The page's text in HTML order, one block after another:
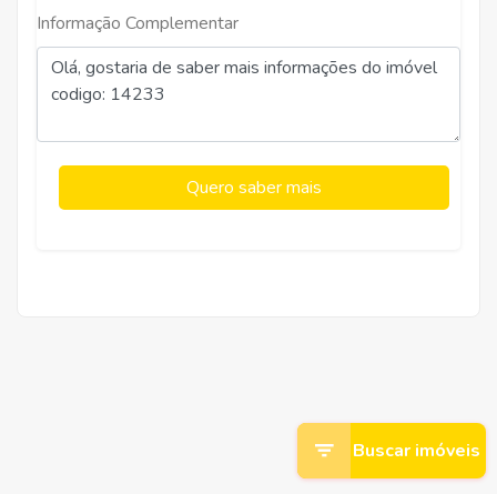
Informação Complementar
Quero saber mais
Buscar imóveis